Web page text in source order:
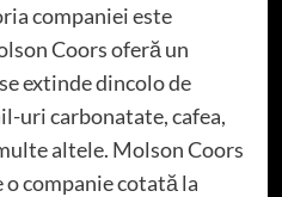
companiei este
Coors oferă un
extinde dincolo de
uri carbonatate, cafea,
altele. Molson Coors
o companie cotată la